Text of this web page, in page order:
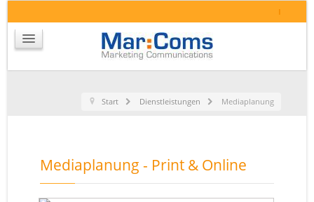
I
Start Dienstleistungen Mediaplanung
Mediaplanung - Print & Online